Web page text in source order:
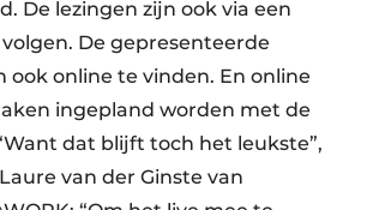
De lezingen zijn ook via een
De gepresenteerde
ook online te vinden. En online
ingepland worden met de
dat blijft toch het leukste”,
van der Ginste van